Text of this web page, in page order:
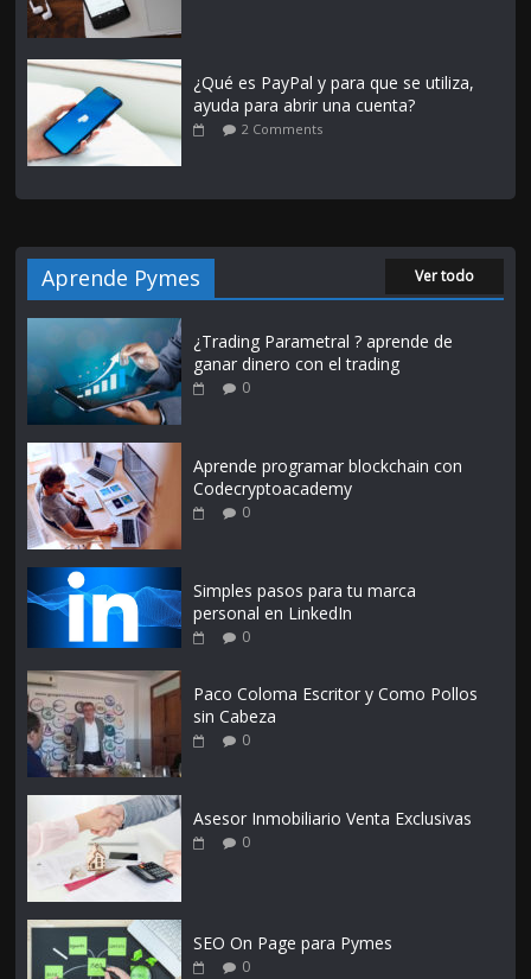
¿Qué es PayPal y para que se utiliza,
ayuda para abrir una cuenta?
2 Comments
Aprende Pymes Ver todo
¿Trading Parametral ? aprende de
ganar dinero con el trading
0
Aprende programar blockchain con
Codecryptoacademy
0
Simples pasos para tu marca
personal en LinkedIn
0
Paco Coloma Escritor y Como Pollos
sin Cabeza
0
Asesor Inmobiliario Venta Exclusivas
0
SEO On Page para Pymes
0